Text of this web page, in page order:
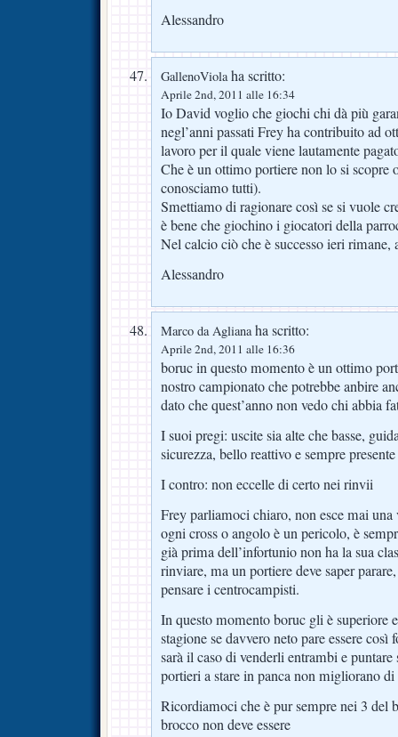
Alessandro
GallenoViolaha scritto:
Aprile 2nd, 2011 alle 16:34
Io David voglio che giochi chi dà più
negl’anni passati Frey ha contribuito ad
lavoro per il quale viene lautamente
Che è un ottimo portiere non lo si scopre
conosciamo tutti).
Smettiamo di ragionare così se si vuole
è bene che giochino i giocatori della
Nel calcio ciò che è successo ieri rimane,
Alessandro
Marco da Aglianaha scritto:
Aprile 2nd, 2011 alle 16:36
boruc in questo momento è un ottimo
nostro campionato che potrebbe anbire
dato che quest’anno non vedo chi abbia
I suoi pregi: uscite sia alte che basse,
sicurezza, bello reattivo e sempre presente
I contro: non eccelle di certo nei rinvii
Frey parliamoci chiaro, non esce mai
ogni cross o angolo è un pericolo, è
già prima dell’infortunio non ha la sua
rinviare, ma un portiere deve saper
pensare i centrocampisti.
In questo momento boruc gli è superiore
stagione se davvero neto pare essere
sarà il caso di venderli entrambi e
portieri a stare in panca non migliorano di
Ricordiamoci che è pur sempre nei 3 del
brocco non deve essere